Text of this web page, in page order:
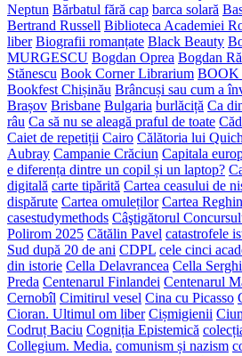
Neptun Bărbatul fără cap barca solară
Bertrand Russell Biblioteca Academiei
liber Biografii romanțate Black Beauty
MURGESCU Bogdan Oprea Bogdan
Stănescu Book Corner Librarium BOOK
Bookfest Chișinău Brâncuși sau cum a
Brașov Brisbane Bulgaria burlăciță Ca
râu Ca să nu se aleagă praful de toate
Caiet de repetiții Cairo Călătoria lui
Aubray Campanie Crăciun Capitala
e diferența dintre un copil și un laptop?
digitală carte tipărită Cartea ceasului de
dispărute Cartea omuleților Cartea
casestudymethods Câştigătorul
Polirom 2025 Cătălin Pavel catastrofele
Sud după 20 de ani CDPL cele cinci
din istorie Cella Delavrancea Cella Serghi
Preda Centenarul Finlandei Centenarul
Cernobîl Cimitirul vesel Cina cu Picasso
Cioran. Ultimul om liber Cișmigienii
Codruț Baciu Cogniția Epistemică
Collegium. Media. comunism și nazism